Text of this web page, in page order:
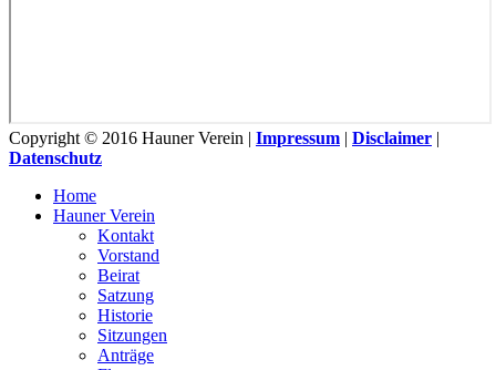
Copyright © 2016 Hauner Verein | Impressum | Disclaimer |
Datenschutz
Home
Hauner Verein
Kontakt
Vorstand
Beirat
Satzung
Historie
Sitzungen
Anträge